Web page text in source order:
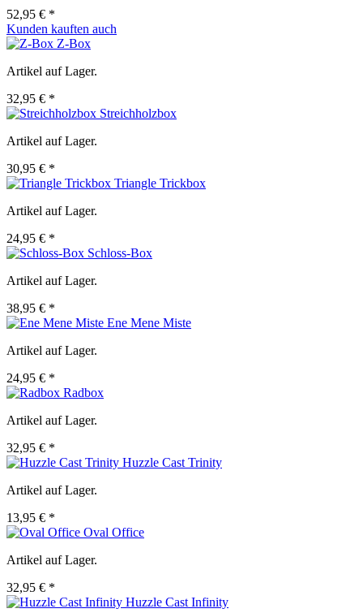
52,95 € *
Kunden kauften auch
Z-Box
Artikel auf Lager.
32,95 € *
Streichholzbox
Artikel auf Lager.
30,95 € *
Triangle Trickbox
Artikel auf Lager.
24,95 € *
Schloss-Box
Artikel auf Lager.
38,95 € *
Ene Mene Miste
Artikel auf Lager.
24,95 € *
Radbox
Artikel auf Lager.
32,95 € *
Huzzle Cast Trinity
Artikel auf Lager.
13,95 € *
Oval Office
Artikel auf Lager.
32,95 € *
Huzzle Cast Infinity